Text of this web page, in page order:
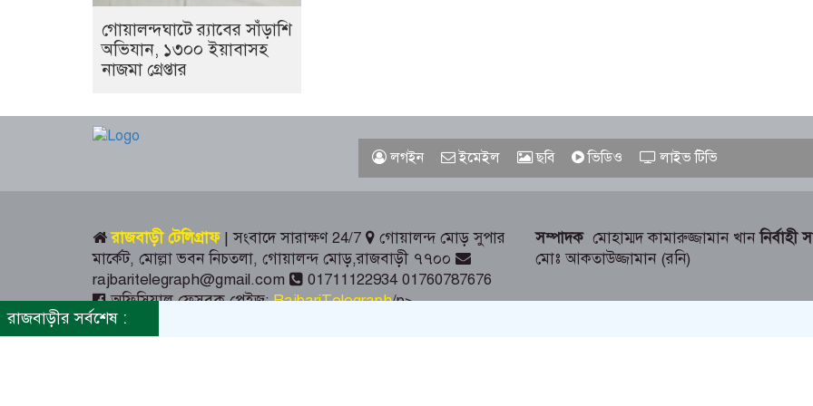
গোয়ালন্দঘাটে র‌্যাবের সাঁড়াশি
অভিযান, ১৩০০ ইয়াবাসহ
নাজমা গ্রেপ্তার
লগইন ইমেইল ছবি ভিডিও লাইভ টিভি
রাজবাড়ী টেলিগ্রাফ | সংবাদে সারাক্ষণ 24/7
গোয়ালন্দ মোড় সুপার
মার্কেট, মোল্লা ভবন নিচতলা, গোয়ালন্দ মোড়,রাজবাড়ী ৭৭০০
rajbaritelegraph@gmail.com
01711122934 01760787676
অফিসিয়াল ফেসবুক পেইজ:RajbariTelegraph/p>
© রাজবাড়ী টেলিগ্রাফ.কম সকল অধিকার সংরক্ষিত ২০২১
সম্পাদক মোহাম্মদ কামারুজ্জামান খাননির্বাহী
মোঃ আকতাউজ্জামান (রনি)
রাজবাড়ীর সর্বশেষ :